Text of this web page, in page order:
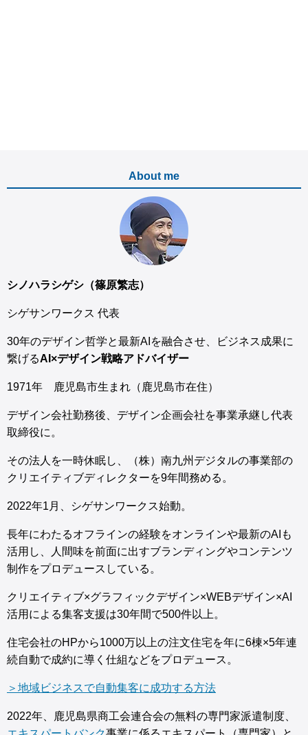
About me
シノハラシゲシ（篠原繁志）
シゲサンワークス 代表
30年のデザイン哲学と最新AIを融合させ、ビジネス成果に
繋げるAI×デザイン戦略アドバイザー
1971年 鹿児島市生まれ（鹿児島市在住）
デザイン会社勤務後、デザイン企画会社を事業承継し代表
取締役に。
その法人を一時休眠し、（株）南九州デジタルの事業部の
クリエイティブディレクターを9年間務める。
2022年1月、シゲサンワークス始動。
長年にわたるオフラインの経験をオンラインや最新のAIも
活用し、人間味を前面に出すブランディングやコンテンツ
制作をプロデュースしている。
クリエイティブ×グラフィックデザイン×WEBデザイン×AI
活用による集客支援は30年間で500件以上。
住宅会社のHPから1000万以上の注文住宅を年に6棟×5年連
続自動で成約に導く仕組などをプロデュース。
＞地域ビジネスで自動集客に成功する方法
2022年、鹿児島県商工会連合会の無料の専門家派遣制度、